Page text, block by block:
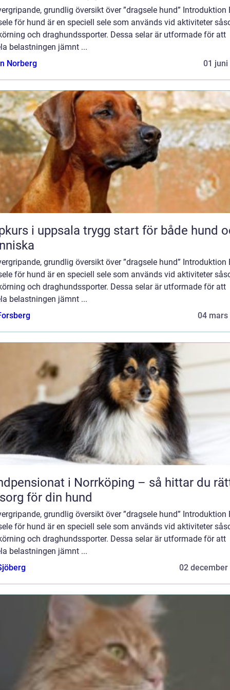
grundlig översikt över ”dragsele hund” Introduktion
för hund är en speciell sele som används vid aktiviteter
och draghundssporter. Dessa selar är utformade för att
belastningen jämnt ...
Norberg
01 juni
uppsala trygg start för både hund och
grundlig översikt över ”dragsele hund” Introduktion
för hund är en speciell sele som används vid aktiviteter
och draghundssporter. Dessa selar är utformade för att
belastningen jämnt ...
04 mars
i Norrköping – så hittar du
för din hund
grundlig översikt över ”dragsele hund” Introduktion
för hund är en speciell sele som används vid aktiviteter
och draghundssporter. Dessa selar är utformade för att
belastningen jämnt ...
02 december